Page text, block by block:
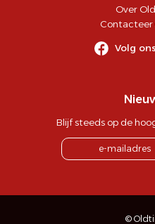
Over
Volg
Blijf steeds op de
©